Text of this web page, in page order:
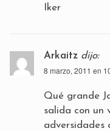
Iker
Arkaitz dijo:
8 marzo, 2011 en
Qué grande
salida con un
adversidades